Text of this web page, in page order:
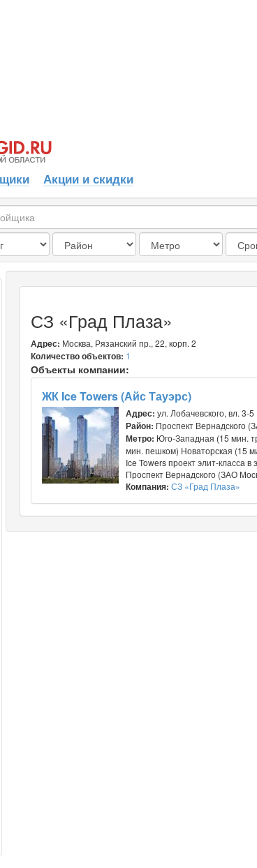
Акции и скидки
СЗ «Град Плаза»
Адрес: Москва, Рязанский пр., 22, корп. 2
Количество объектов: 1
Объекты компании:
ЖК Ice Towers (Айс Тауэрс)
Адрес: ул. Лобачевского, вл. 3-5
Район: Проспект Вернадского
Метро: Юго-Западная (15 мин.
мин. пешком) Новаторская (15
Ice Towers проект элит-класса в
Проспект Вернадского (ЗАО
Компания: СЗ «Град Плаза»